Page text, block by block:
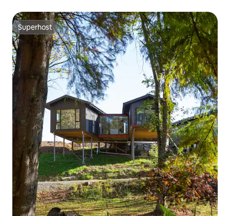
Superhost
Superhost